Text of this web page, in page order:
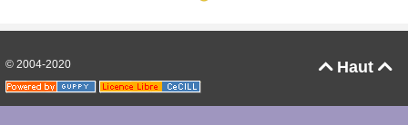
Haut 
© 2004-2020